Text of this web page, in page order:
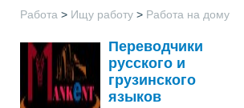
Работа > Ищу работу > Работа на дому
Переводчики
русского и
грузинского
языков